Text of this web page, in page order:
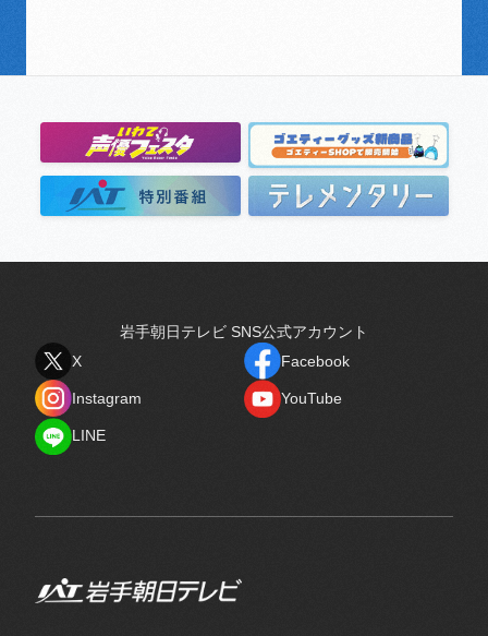
岩手朝日テレビ SNS公式アカウント
X
Facebook
Instagram
YouTube
LINE